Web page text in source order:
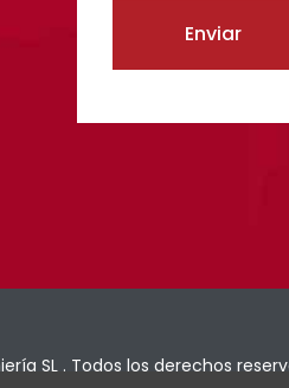
SL . Todos los derechos